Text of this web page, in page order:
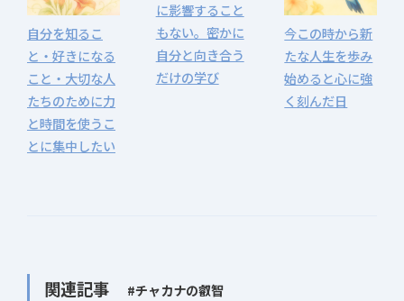
自分を知るこ
と・好きになる
こと・大切な人
たちのために力
と時間を使うこ
とに集中したい
に影響すること
もない。密かに
自分と向き合う
だけの学び
今この時から新
たな人生を歩み
始めると心に強
く刻んだ日
関連記事 #チャカナの叡智